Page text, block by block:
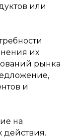
или
их
рынка
и
на
действия.